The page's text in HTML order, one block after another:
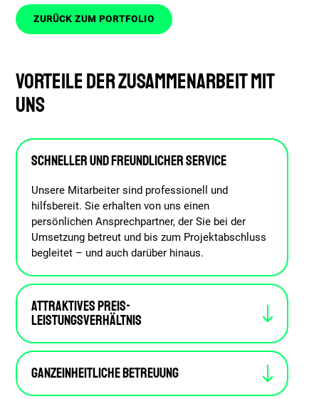
ZURÜCK ZUM PORTFOLIO
VORTEILE DER ZUSAMMENARBEIT MIT
UNS
Schneller und freundlicher Service
Unsere Mitarbeiter sind professionell und
hilfsbereit. Sie erhalten von uns einen
persönlichen Ansprechpartner, der Sie bei der
Umsetzung betreut und bis zum Projektabschluss
begleitet – und auch darüber hinaus.
Attraktives Preis-
Leistungsverhältnis
Ganzeinheitliche Betreuung